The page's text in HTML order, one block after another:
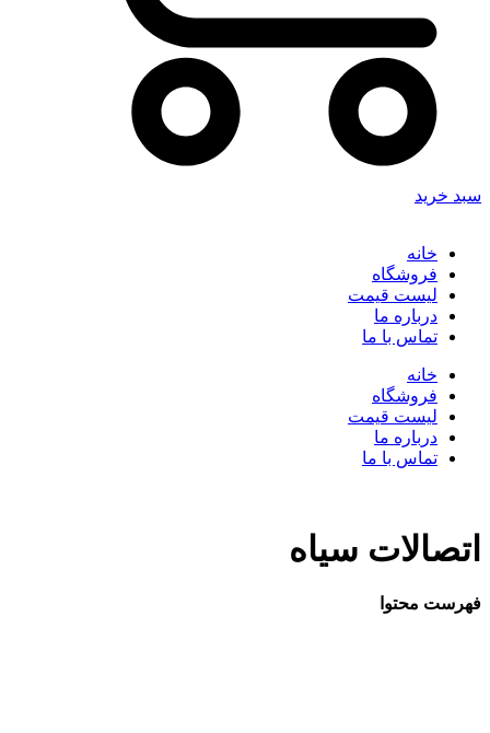
سبد خرید
خانه
فروشگاه
لیست قیمت
درباره ما
تماس با ما
خانه
فروشگاه
لیست قیمت
درباره ما
تماس با ما
اتصالات سیاه
فهرست محتوا